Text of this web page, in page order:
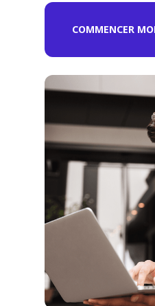
COMMENCER